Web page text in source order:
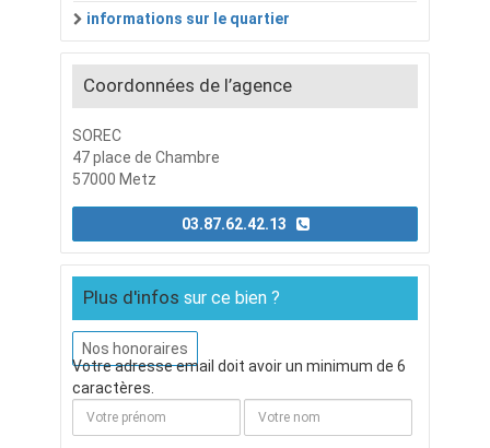
informations sur le quartier
Coordonnées de l’agence
SOREC
47 place de Chambre
57000 Metz
Plus d'infos sur ce bien ?
Nos honoraires
Votre adresse email doit avoir un minimum de 6
caractères.